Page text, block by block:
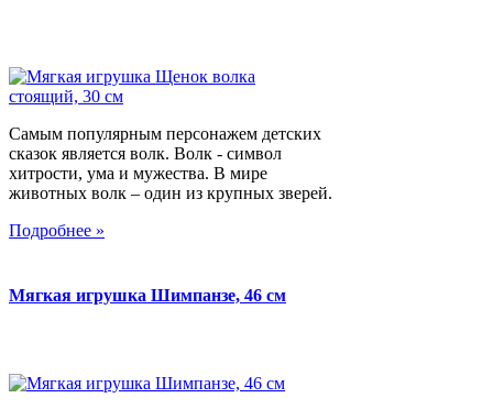
Самым популярным персонажем детских
сказок является волк. Волк - символ
хитрости, ума и мужества. В мире
животных волк – один из крупных зверей.
Подробнее »
Мягкая игрушка Шимпанзе, 46 см